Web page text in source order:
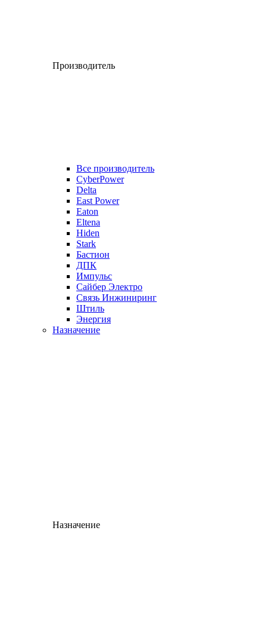
Производитель
Все производитель
CyberPower
Delta
East Power
Eaton
Eltena
Hiden
Stark
Бастион
ДПК
Импульс
Сайбер Электро
Связь Инжиниринг
Штиль
Энергия
Назначение
Назначение